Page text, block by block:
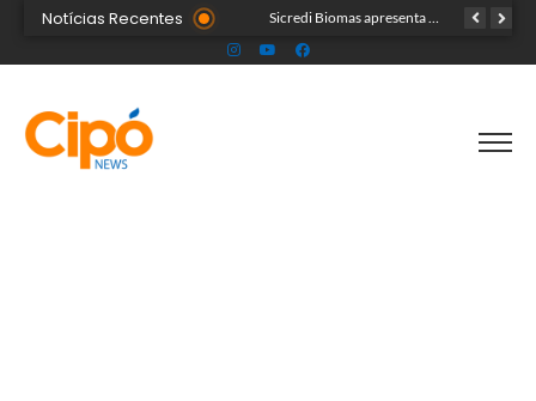
Notícias Recentes Acre segue em alerta para casos de síndrome respiratória aguda grave, aponta Fiocruz